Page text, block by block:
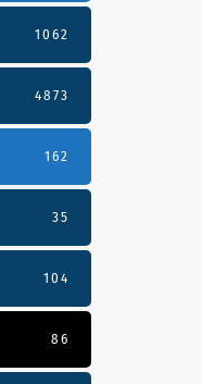
1062
4873
162
35
104
86